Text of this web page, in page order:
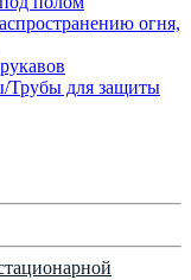
огня,
Трубы для защиты